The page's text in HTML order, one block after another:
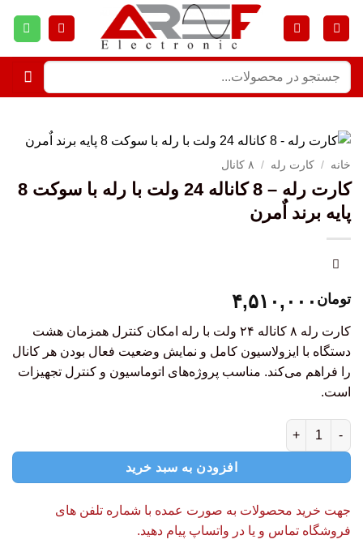
خانه / کارت رله / ۸ کانال
کارت رله – 8 کاناله 24 ولت با رله با سوکت 8
پایه برند اٌمرن
تومان ۴,۵۱۰,۰۰۰
کارت رله ۸ کاناله ۲۴ ولت با رله امکان کنترل همزمان هشت
دستگاه با ایزولاسیون کامل و نمایش وضعیت فعال بودن هر کانال
را فراهم می‌کند. مناسب پروژه‌های اتوماسیون و کنترل تجهیزات
است.
افزودن به سبد خرید
جهت خرید محصولات به صورت عمده با شماره تلفن های
فروشگاه تماس و یا در واتساپ پیام دهید.